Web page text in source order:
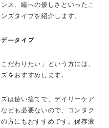
ス、瞳への優しさといったこ
ズタイプを紹介します。
ータイプ
だわりたい」という方には、
をおすすめします。
は使い捨てで、デイリーケア
ども必要ないので、コンタク
方にもおすすめです。保存液